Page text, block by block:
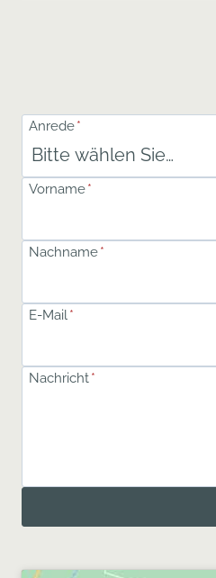
Anrede*
Vorname*
Nachname*
E-Mail *
Nachricht*